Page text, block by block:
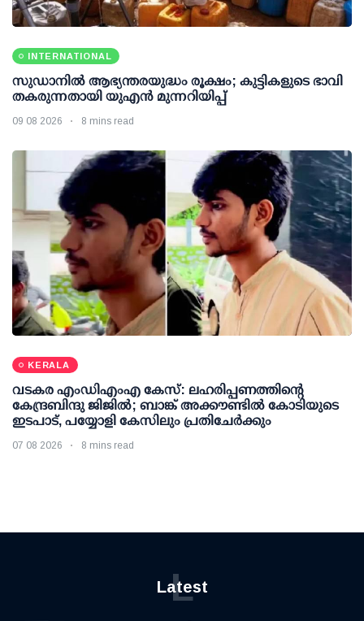
INTERNATIONAL
സുഡാനിൽ ആഭ്യന്തരയുദ്ധം രൂക്ഷം; കുട്ടികളുടെ ഭാവി
തകരുന്നതായി യുഎൻ മുന്നറിയിപ്പ്
09 08 2026 8 mins read
KERALA
വടകര എംഡിഎംഎ കേസ്: ലഹരിപ്പണത്തിന്റെ
കേന്ദ്രബിന്ദു ജിജില്‍; ബാങ്ക് അക്കൗണ്ടില്‍ കോടിയുടെ
ഇടപാട്, പയ്യോളി കേസിലും പ്രതിചേര്‍ക്കും
07 08 2026 8 mins read
Latest
L